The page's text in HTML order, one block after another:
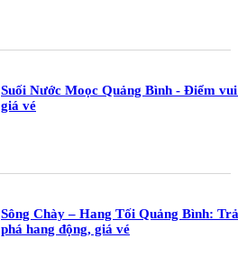
Suối Nước Moọc Quảng Bình - Điểm
giá vé
Sông Chày – Hang Tối Quảng Bình:
phá hang động, giá vé